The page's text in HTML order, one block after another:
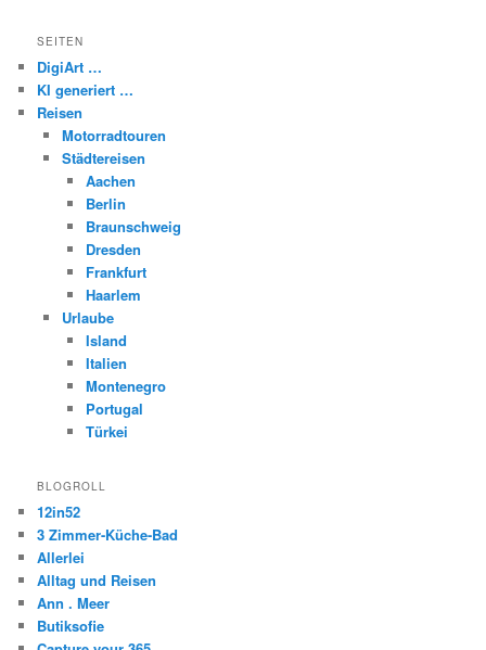
SEITEN
DigiArt …
KI generiert …
Reisen
Motorradtouren
Städtereisen
Aachen
Berlin
Braunschweig
Dresden
Frankfurt
Haarlem
Urlaube
Island
Italien
Montenegro
Portugal
Türkei
BLOGROLL
12in52
3 Zimmer-Küche-Bad
Allerlei
Alltag und Reisen
Ann . Meer
Butiksofie